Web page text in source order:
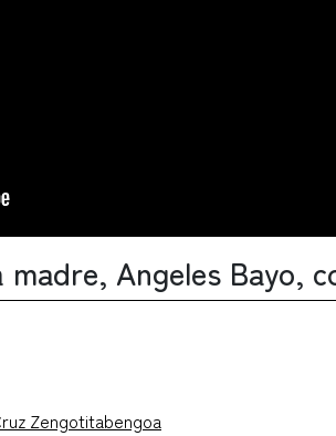
Angeles Bayo,
Zengotitabengoa